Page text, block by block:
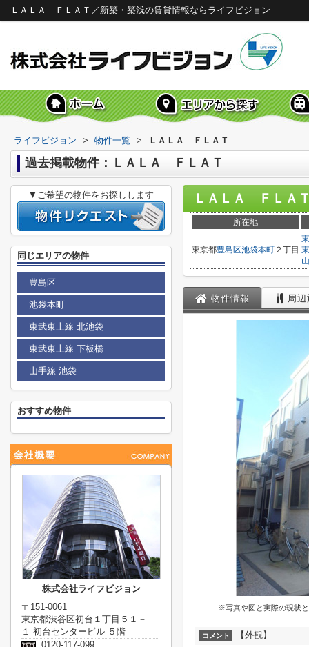
ＬＡＬＡ ＦＬＡＴ／新築・築浅の賃貸情報ならライフビジョン
ライフビジョン > 物件一覧 > ＬＡＬＡ ＦＬＡＴ
過去掲載物件：ＬＡＬＡ ＦＬＡＴ
ＬＡＬＡ ＦＬＡ
所在地
東京都豊島区池袋本町 ２丁目
物件情報 周
※写真や図と実際の現状
コメント 【外観】
▼ご希望の物件をお探しします
同じエリアの物件
豊島区
池袋本町
東武東上線 北池袋
東武東上線 下板橋
山手線 池袋
おすすめ物件
株式会社ライフビジョン
〒151-0061
東京都渋谷区初台１丁目５１－
１ 初台センタービル ５階
0120-117-099